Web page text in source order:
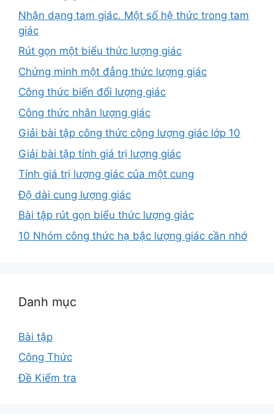
Nhận dạng tam giác. Một số hệ thức trong tam
giác
Rút gọn một biểu thức lượng giác
Chứng minh một đẳng thức lượng giác
Công thức biến đổi lượng giác
Công thức nhân lượng giác
Giải bài tập công thức cộng lượng giác lớp 10
Giải bài tập tính giá trị lượng giác
Tính giá trị lượng giác của một cung
Độ dài cung lượng giác
Bài tập rút gọn biểu thức lượng giác
10 Nhóm công thức hạ bậc lượng giác cần nhớ
Danh mục
Bài tập
Công Thức
Đề Kiểm tra